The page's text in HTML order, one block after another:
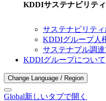
KDDIサステナビリティ
サステナビリテ
KDDIグループ人
サステナブル調
KDDIグループについて
Change Language / Region
Global新しいタブで開く